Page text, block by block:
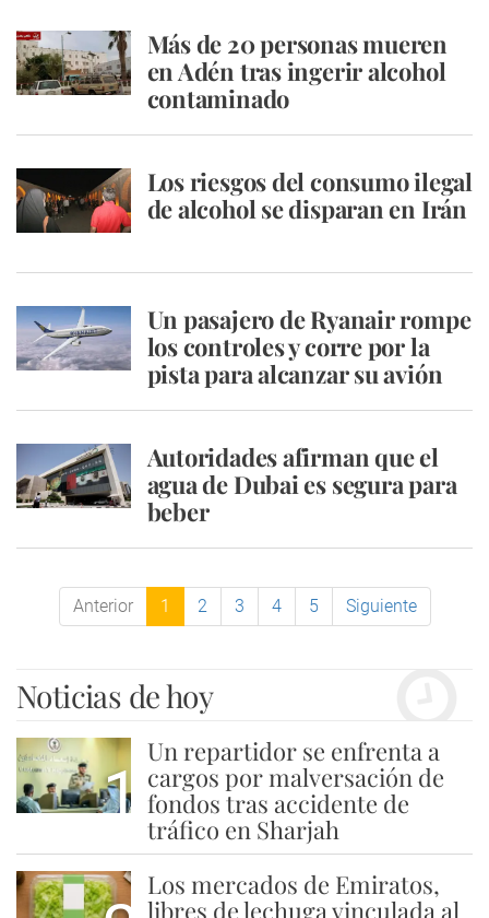
Más de 20 personas mueren
en Adén tras ingerir alcohol
contaminado
Los riesgos del consumo ilegal
de alcohol se disparan en Irán
Un pasajero de Ryanair rompe
los controles y corre por la
pista para alcanzar su avión
Autoridades afirman que el
agua de Dubai es segura para
beber
Anterior 1 2 3 4 5 Siguiente
Noticias de hoy
1
Un repartidor se enfrenta a
cargos por malversación de
fondos tras accidente de
tráfico en Sharjah
Los mercados de Emiratos,
libres de lechuga vinculada al